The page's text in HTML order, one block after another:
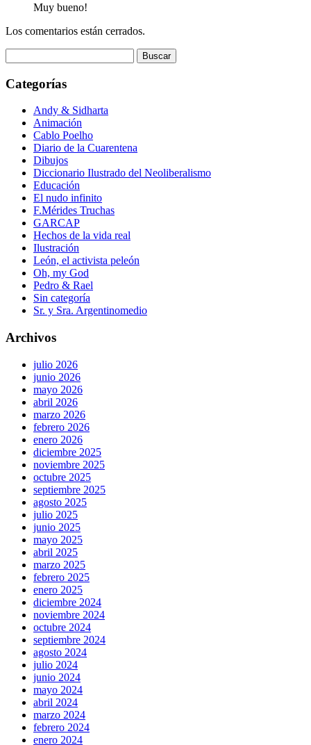
Muy bueno!
Los comentarios están cerrados.
Categorías
Andy & Sidharta
Animación
Cablo Poelho
Diario de la Cuarentena
Dibujos
Diccionario Ilustrado del Neoliberalismo
Educación
El nudo infinito
F.Mérides Truchas
GARCAP
Hechos de la vida real
Ilustración
León, el activista peleón
Oh, my God
Pedro & Rael
Sin categoría
Sr. y Sra. Argentinomedio
Archivos
julio 2026
junio 2026
mayo 2026
abril 2026
marzo 2026
febrero 2026
enero 2026
diciembre 2025
noviembre 2025
octubre 2025
septiembre 2025
agosto 2025
julio 2025
junio 2025
mayo 2025
abril 2025
marzo 2025
febrero 2025
enero 2025
diciembre 2024
noviembre 2024
octubre 2024
septiembre 2024
agosto 2024
julio 2024
junio 2024
mayo 2024
abril 2024
marzo 2024
febrero 2024
enero 2024